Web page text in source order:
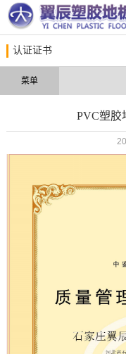
认证证书
菜单
PVC塑胶